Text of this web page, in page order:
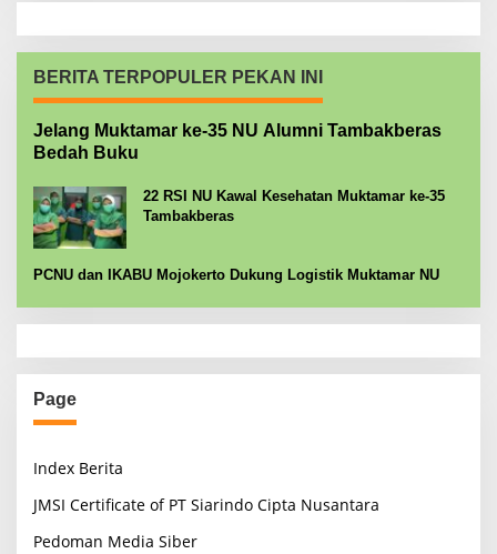
BERITA TERPOPULER PEKAN INI
Jelang Muktamar ke-35 NU Alumni Tambakberas
Bedah Buku
22 RSI NU Kawal Kesehatan Muktamar ke-35
Tambakberas
PCNU dan IKABU Mojokerto Dukung Logistik Muktamar NU
Page
Index Berita
JMSI Certificate of PT Siarindo Cipta Nusantara
Pedoman Media Siber